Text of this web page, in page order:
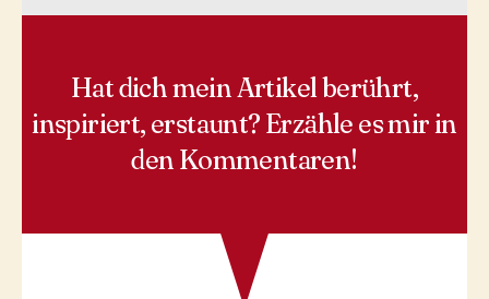
Hat dich mein Artikel berührt,
inspiriert, erstaunt? Erzähle es mir in
den Kommentaren!